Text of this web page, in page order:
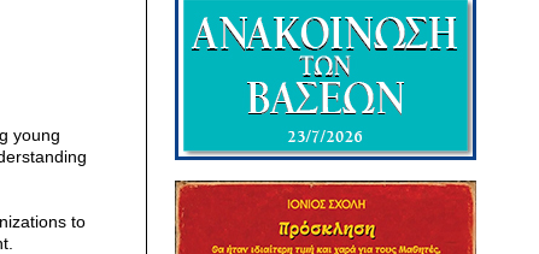
young
to